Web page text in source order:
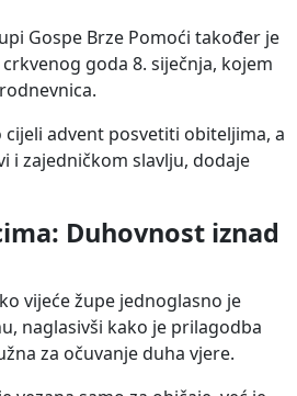
Gospe Brze Pomoći također je
goda 8. siječnja, kojem
advent posvetiti obiteljima, a
i zajedničkom slavlju, dodaje
Duhovnost iznad
vijeće župe jednoglasno je
naglasivši kako je prilagodba
za očuvanje duha vjere.